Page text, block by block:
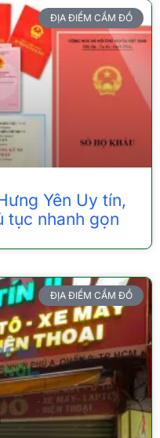
ĐỊA ĐIỂM CẦM ĐỒ
Yên Uy tín,
tục nhanh gọn
ĐỊA ĐIỂM CẦM ĐỒ